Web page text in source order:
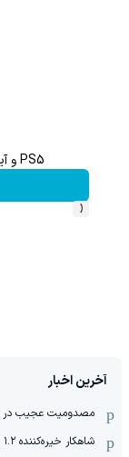
ای یاد بگیر
‹
آخرین اخبار
مصدومیت عجیب در
شاهکار خیره‌کننده ۱.۲ میلیارد یورویی رئال!